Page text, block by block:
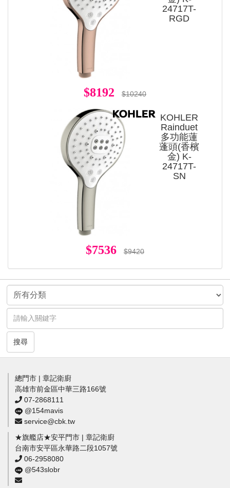
24717T-
RGD
$8192 $10240
KOHLER
Rainduet
多功能蓮
蓬頭(香檳
金) K-
24717T-
SN
$7536 $9420
搜尋
總門市 | 章記衛廚
高雄市前金區中華三路166號
07-2868111
@154mavis
service@cbk.tw
★旗艦店★安平門市 | 章記衛廚
台南市安平區永華路二段1057號
06-2958080
@543slobr